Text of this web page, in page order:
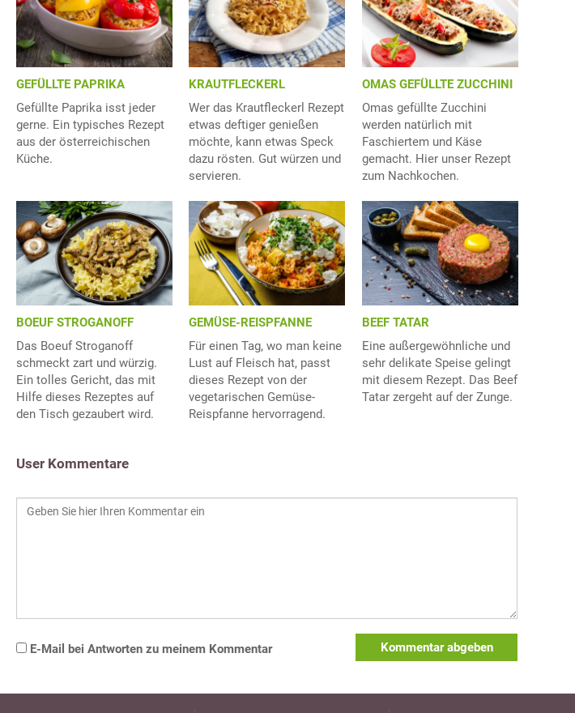
GEFÜLLTE PAPRIKA
Gefüllte Paprika isst jeder
gerne. Ein typisches Rezept
aus der österreichischen
Küche.
KRAUTFLECKERL
Wer das Krautfleckerl Rezept
etwas deftiger genießen
möchte, kann etwas Speck
dazu rösten. Gut würzen und
servieren.
OMAS GEFÜLLTE ZUCCHINI
Omas gefüllte Zucchini
werden natürlich mit
Faschiertem und Käse
gemacht. Hier unser Rezept
zum Nachkochen.
BOEUF STROGANOFF
Das Boeuf Stroganoff
schmeckt zart und würzig.
Ein tolles Gericht, das mit
Hilfe dieses Rezeptes auf
den Tisch gezaubert wird.
GEMÜSE-REISPFANNE
Für einen Tag, wo man keine
Lust auf Fleisch hat, passt
dieses Rezept von der
vegetarischen Gemüse-
Reispfanne hervorragend.
BEEF TATAR
Eine außergewöhnliche und
sehr delikate Speise gelingt
mit diesem Rezept. Das Beef
Tatar zergeht auf der Zunge.
User Kommentare
E-Mail bei Antworten zu meinem Kommentar Kommentar abgeben